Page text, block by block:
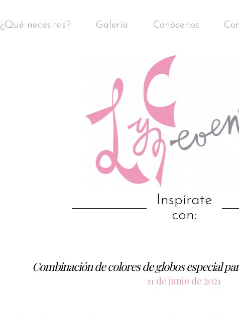
¿Qué necesitas? Galería Conócenos
Inspírate
con:
Combinación de colores de globos especial
11 de junio de 2021